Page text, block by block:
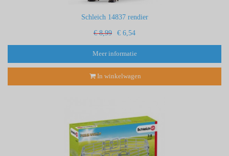
Schleich 14837 rendier
€ 8,99 € 6,54
Meer informatie
In winkelwagen